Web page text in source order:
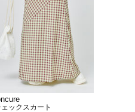
ックスカート